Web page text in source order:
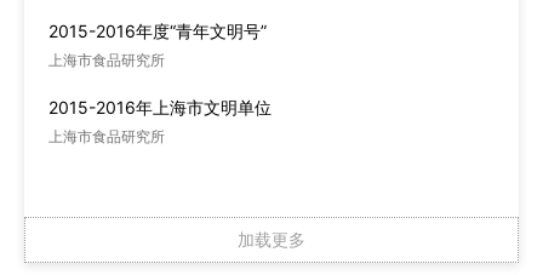
2015-2016年度“青年文明号”
上海市食品研究所
2015-2016年上海市文明单位
上海市食品研究所
加载更多